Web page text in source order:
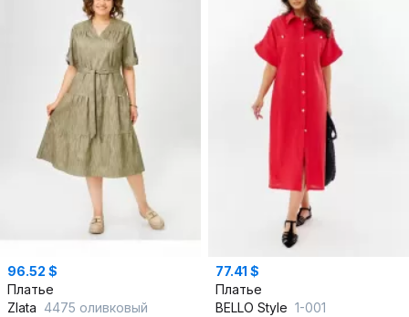
96.52 $
Платье
Zlata 4475 оливковый
77.41 $
Платье
BELLO Style 1-001